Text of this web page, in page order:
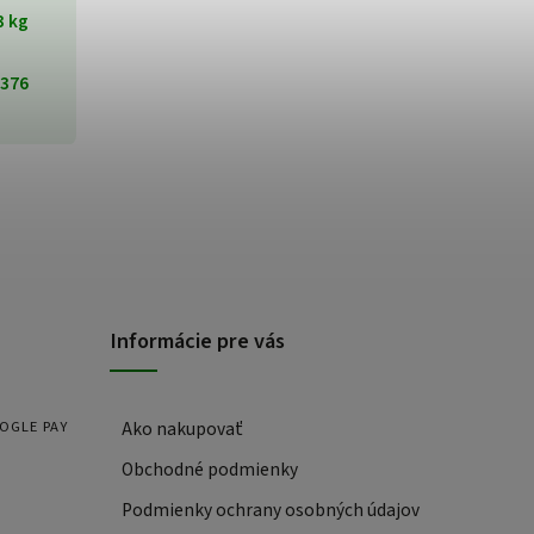
kg
PAY
Informácie pre vás
Ako nakupovať
Obchodné podmienky
Podmienky ochrany osobných údajov